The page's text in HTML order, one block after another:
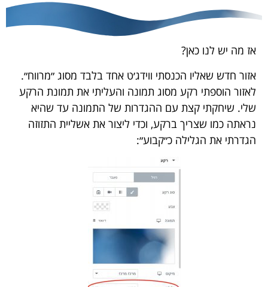
אז מה יש לנו כאן?
אזור חדש שאליו הכנסתי ווידג׳ט אחד בלבד מסוג ״מרווח״.
לאזור הוספתי רקע מסוג תמונה והעליתי את תמונת הרקע
שלי. שיחקתי קצת עם ההגדרות של התמונה עד שהיא
נראתה כמו שצריך ברקע, וכדי ליצור את אשליית התזוזה
הגדרתי את הגלילה כ״קבוע״: